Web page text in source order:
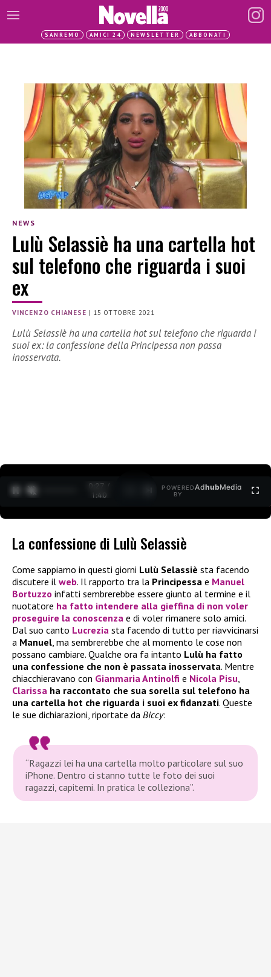
SANREMO AMICI 24 NEWSLETTER ABBONATI
NEWS
Lulù Selassiè ha una cartella hot
sul telefono che riguarda i suoi
ex
VINCENZO CHIANESE | 15 OTTOBRE 2021
Lulù Selassiè ha una cartella hot sul telefono che riguarda i
suoi ex: la confessione della Principessa non passa
inosservata.
0:27 /
1:40
POWERED
BY
AdhubMedia
La confessione di Lulù Selassiè
Come sappiamo in questi giorni Lulù Selassiè sta facendo
discutere il web. Il rapporto tra la Principessa e Manuel
Bortuzzo infatti sembrerebbe essere giunto al termine e il
nuotatore ha fatto intendere alla gieffina di non voler
proseguire la conoscenza e di voler rimanere solo amici.
Dal suo canto Lucrezia sta facendo di tutto per riavvicinarsi
a Manuel, ma sembrerebbe che al momento le cose non
possano cambiare. Qualche ora fa intanto Lulù ha fatto
una confessione che non è passata inosservata. Mentre
chiacchieravano con Gianmaria Antinolfi e Nicola Pisu,
Clarissa ha raccontato che sua sorella sul telefono ha
una cartella hot che riguarda i suoi ex fidanzati. Queste
le sue dichiarazioni, riportate da Biccy:
“Ragazzi lei ha una cartella molto particolare sul suo
iPhone. Dentro ci stanno tutte le foto dei suoi
ragazzi, capitemi. In pratica le colleziona”.